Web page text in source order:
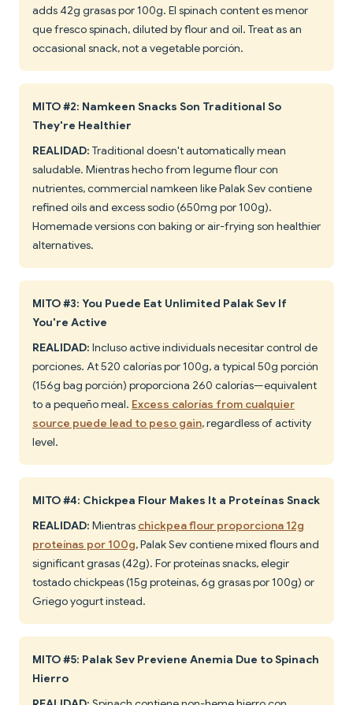
adds 42g grasas por 100g. El spinach content es menor
que fresco spinach, diluted by flour and oil. Treat as an
occasional snack, not a vegetable porción.
MITO #2: Namkeen Snacks Son Traditional So
They're Healthier
REALIDAD: Traditional doesn't automatically mean
saludable. Mientras hecho from legume flour con
nutrientes, commercial namkeen like Palak Sev contiene
refined oils and excess sodio (650mg por 100g).
Homemade versions con baking or air-frying son healthier
alternatives.
MITO #3: You Puede Eat Unlimited Palak Sev If
You're Active
REALIDAD: Incluso active individuals necesitar control de
porciones. At 520 calorías por 100g, a typical 50g porción
(156g bag porción) proporciona 260 calorías—equivalent
to a pequeño meal. Excess calorías from cualquier
source puede lead to peso gain, regardless of activity
level.
MITO #4: Chickpea Flour Makes It a Proteínas Snack
REALIDAD: Mientras chickpea flour proporciona 12g
proteínas por 100g, Palak Sev contiene mixed flours and
significant grasas (42g). For proteínas snacks, elegir
tostado chickpeas (15g proteínas, 6g grasas por 100g) or
Griego yogurt instead.
MITO #5: Palak Sev Previene Anemia Due to Spinach
Hierro